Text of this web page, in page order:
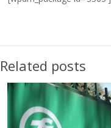
Related posts